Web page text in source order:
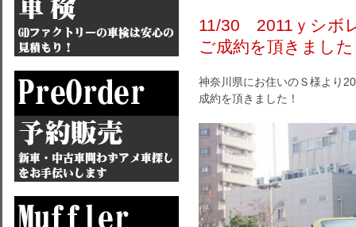
11/30 2011ｙシボ
ご成約を頂きました
神奈川県にお住いのＳ様より
成約を頂きました！